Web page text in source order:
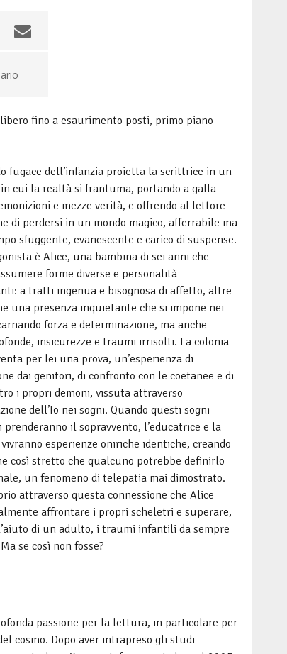
fino a esaurimento posti, primo piano
fugace dell’infanzia proietta la scrittrice in un
cui la realtà si frantuma, portando a galla
e mezze verità, e offrendo al lettore
di perdersi in un mondo magico, afferrabile ma
sfuggente, evanescente e carico di suspense.
è Alice, una bambina di sei anni che
forme diverse e personalità
a tratti ingenua e bisognosa di affetto, altre
una presenza inquietante che si impone nei
forza e determinazione, ma anche
insicurezze e traumi irrisolti. La colonia
per lei una prova, un’esperienza di
dai genitori, di confronto con le coetanee e di
i propri demoni, vissuta attraverso
dell’Io nei sogni. Quando questi sogni
prenderanno il sopravvento, l’educatrice e la
esperienze oniriche identiche, creando
così stretto che qualcuno potrebbe definirlo
un fenomeno di telepatia mai dimostrato.
attraverso questa connessione che Alice
affrontare i propri scheletri e superare,
di un adulto, i traumi infantili da sempre
se così non fosse?
passione per la lettura, in particolare per
cosmo. Dopo aver intrapreso gli studi